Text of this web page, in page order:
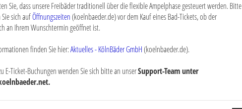
Sie, dass unsere Freibäder traditionell über die flexible Ampelphase gesteuert werden. Bitte
sich aufÖffnungszeiten(koelnbaeder.de) vor dem Kauf eines Bad-Tickets, ob der
an Ihrem Wunschtermin geöffnet ist.
finden Sie hier:Aktuelles - KölnBäder GmbH(koelnbaeder.de).
E-Ticket-Buchungen wenden Sie sich bitte an unserSupport-Team unter